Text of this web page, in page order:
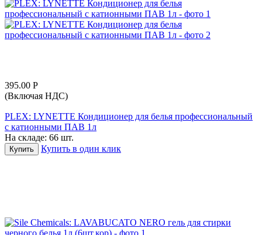
395.00 Р
(Включая НДС)
PLEX: LYNETTE Кондиционер для белья профессиональный
с катионными ПАВ 1л
На складе: 66 шт.
Купить Купить в один клик